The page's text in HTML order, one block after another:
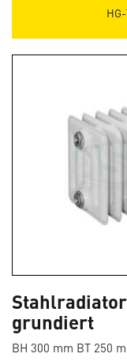
grundiert
BH 300 mm BT 250